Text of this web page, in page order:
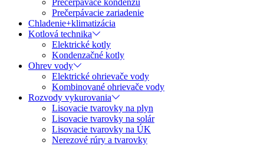
Prečerpávacie zariadenie
Chladenie+klimatizácia
Kotlová technika
Elektrické kotly
Kondenzačné kotly
Ohrev vody
Elektrické ohrievače vody
Kombinované ohrievače vody
Rozvody vykurovania
Lisovacie tvarovky na plyn
Lisovacie tvarovky na solár
Lisovacie tvarovky na ÚK
Nerezové rúry a tvarovky